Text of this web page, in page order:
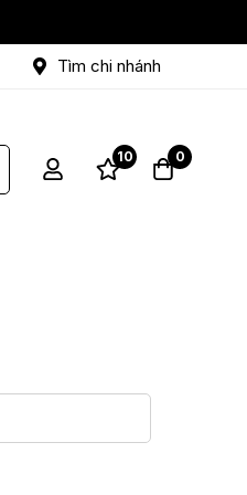
Tìm chi nhánh
10 0